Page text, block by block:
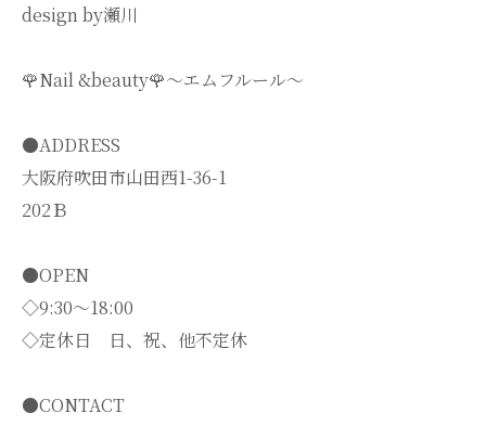
design by瀬川
🌹Nail &beauty🌹〜エムフルール〜
●ADDRESS
大阪府吹田市山田西1-36-1
202Ｂ
●OPEN
◇9:30～18:00
◇定休日 日、祝、他不定休
●CONTACT